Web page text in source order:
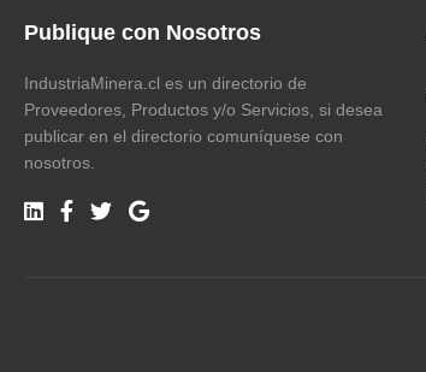
Publique con Nosotros
IndustriaMinera.cl es un directorio de
Proveedores, Productos y/o Servicios, si desea
publicar en el directorio comuníquese con
nosotros.